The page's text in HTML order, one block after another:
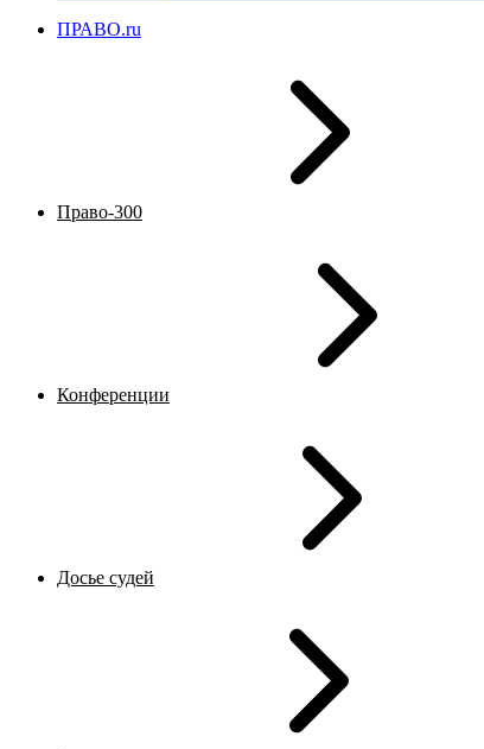
ПРАВО.ru
Право-300
Конференции
Досье судей